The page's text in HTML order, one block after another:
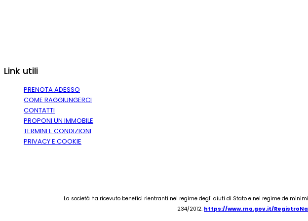
Link utili
PRENOTA ADESSO
COME RAGGIUNGERCI
CONTATTI
PROPONI UN IMMOBILE
TERMINI E CONDIZIONI
PRIVACY E COOKIE
La società ha ricevuto benefici rientranti nel regime degli aiuti di Stato e nel regime de
234/2012. https://www.rna.gov.it/